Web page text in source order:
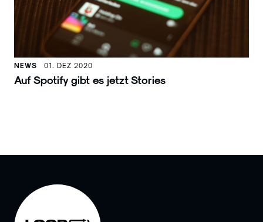
NEWS 01. DEZ 2020
Auf Spotify gibt es jetzt Stories